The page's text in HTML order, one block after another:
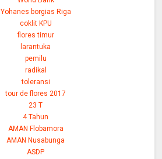
Yohanes borgias Riga
coklit KPU
flores timur
larantuka
pemilu
radikal
toleransi
tour de flores 2017
23 T
4 Tahun
AMAN Flobamora
AMAN Nusabunga
ASDP